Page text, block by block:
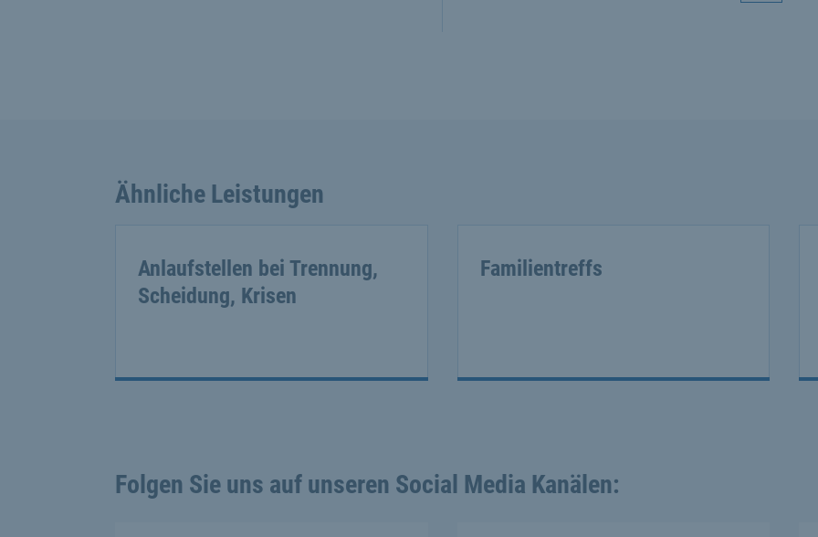
Ähnliche Leistungen
Anlaufstellen bei Trennung,
Scheidung, Krisen
Familientreffs
Folgen Sie uns auf unseren Social Media Kanälen: